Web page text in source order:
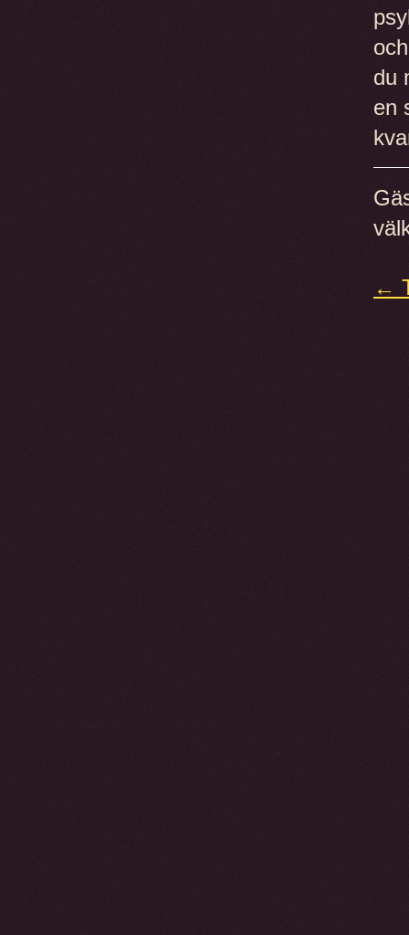
du
en
←